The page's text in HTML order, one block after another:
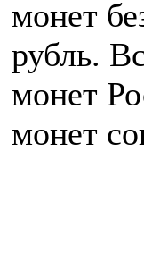
монет
рубль.
монет
монет